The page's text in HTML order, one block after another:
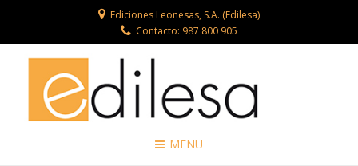
Ediciones Leonesas, S.A. (Edilesa)
Contacto: 987 800 905
MENU